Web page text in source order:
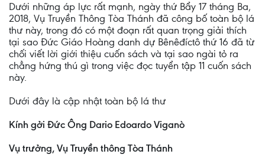
Dưới những áp lực rất mạnh, ngày thứ Bẩy 17 tháng Ba,
2018, Vụ Truyền Thông Tòa Thánh đã công bố toàn bộ lá
thư này, trong đó có một đoạn rất quan trọng giải thích
tại sao Đức Giáo Hoàng danh dự Bênêđíctô thứ 16 đã từ
chối viết lời giới thiệu cuốn sách và tại sao ngài tỏ ra
chẳng hứng thú gì trong việc đọc tuyển tập 11 cuốn sách
này.
Dưới đây là cập nhật toàn bộ lá thư
Kính gởi Đức Ông Dario Edoardo Viganò
Vụ trưởng, Vụ Truyền thông Tòa Thánh